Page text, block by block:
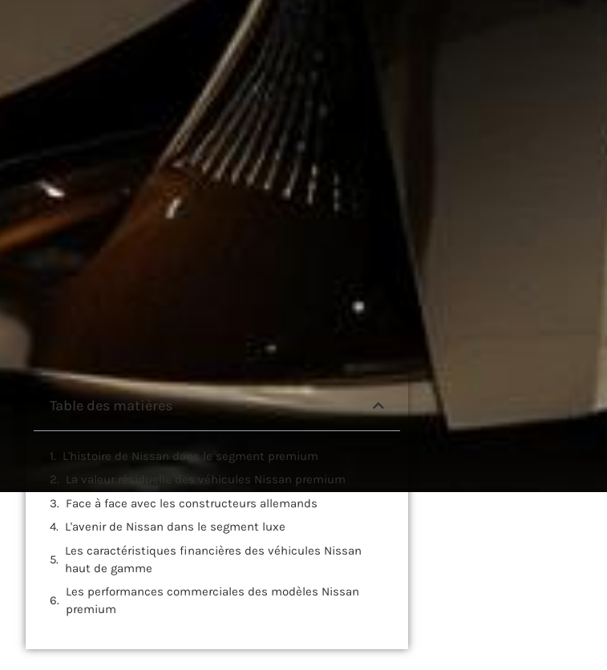
Table des matières
L'histoire de Nissan dans le segment premium
La valeur résiduelle des véhicules Nissan premium
Face à face avec les constructeurs allemands
L'avenir de Nissan dans le segment luxe
Les caractéristiques financières des véhicules Nissan
haut de gamme
Les performances commerciales des modèles Nissan
premium